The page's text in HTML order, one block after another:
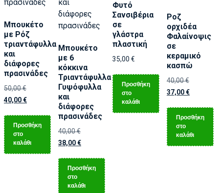
Μπουκέτο
με Ρόζ
τριαντάφυλλα
και
διάφορες
πρασινάδες
50,00€
40,00€
Προσθήκη
στο
καλάθι
Μπουκέτο
με 6
κόκκινα
Τριαντάφυλλα
Γυψόφυλλα
και
διάφορες
πρασινάδες
40,00€
38,00€
Προσθήκη
στο
καλάθι
Φυτό
Σανσιβέρια
σε
γλάστρα
πλαστική
35,00 €
Προσθήκη
στο
καλάθι
Ροζ
ορχιδέα
Φαλαίνοψις
σε
κεραμικό
κασπώ
40,00€
37,00€
Προσθήκη
στο
καλάθι